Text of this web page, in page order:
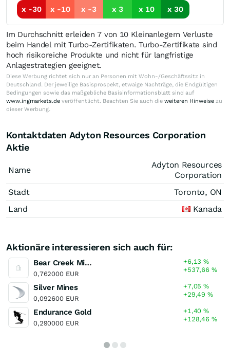
x -30
x -10 x -3 x 3 x 10 x 30
Im Durchschnitt erleiden 7 von 10 Kleinanlegern Verluste
beim Handel mit Turbo-Zertifikaten. Turbo-Zertifikate sind
hoch risikoreiche Produkte und nicht für langfristige
Anlagestrategien geeignet.
Diese Werbung richtet sich nur an Personen mit Wohn-/Geschäftssitz in
Deutschland. Der jeweilige Basisprospekt, etwaige Nachträge, die Endgültigen
Bedingungen sowie das maßgebliche Basisinformationsblatt sind auf
www.ingmarkets.de veröffentlicht. Beachten Sie auch die weiteren Hinweise zu
dieser Werbung.
Kontaktdaten Adyton Resources Corporation
Aktie
Name
Adyton Resources
Corporation
Stadt
Toronto, ON
Land
Kanada
Aktionäre interessieren sich auch für:
Bear Creek Mining
0,762000 EUR
+6,13%
+537,66 %
Silver Mines
0,092600 EUR
+7,05%
+29,49%
Endurance Gold
0,290000 EUR
+1,40%
+128,46 %